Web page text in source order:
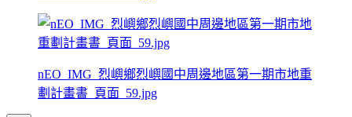
nEO_IMG_烈嶼鄉烈嶼國中周邊地區第一期市地重
劃計畫書_頁面_59.jpg